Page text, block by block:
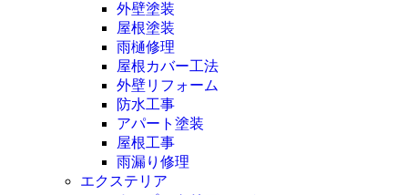
外壁塗装
屋根塗装
雨樋修理
屋根カバー工法
外壁リフォーム
防水工事
アパート塗装
屋根工事
雨漏り修理
エクステリア